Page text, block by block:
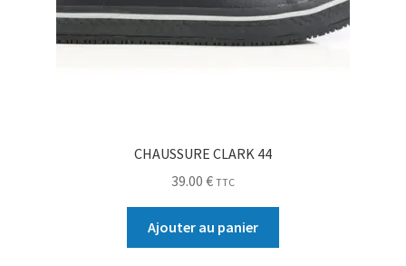
CHAUSSURE CLARK 44
39.00 € TTC
Ajouter au panier